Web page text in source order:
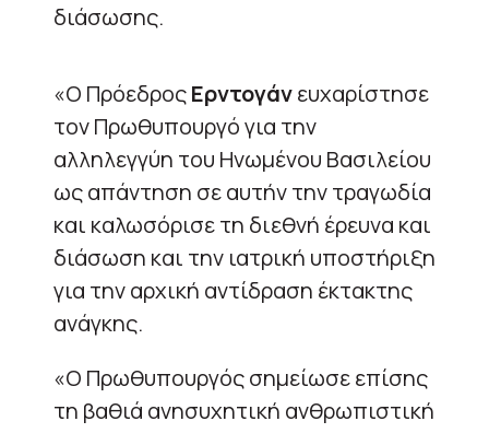
διάσωσης.
«Ο ΠρόεδροςΕρντογάνευχαρίστησε
τον Πρωθυπουργό για την
αλληλεγγύη του Ηνωμένου Βασιλείου
ως απάντηση σε αυτήν την τραγωδία
και καλωσόρισε τη διεθνή έρευνα και
διάσωση και την ιατρική υποστήριξη
για την αρχική αντίδραση έκτακτης
ανάγκης.
«Ο Πρωθυπουργός σημείωσε επίσης
τη βαθιά ανησυχητική ανθρωπιστική